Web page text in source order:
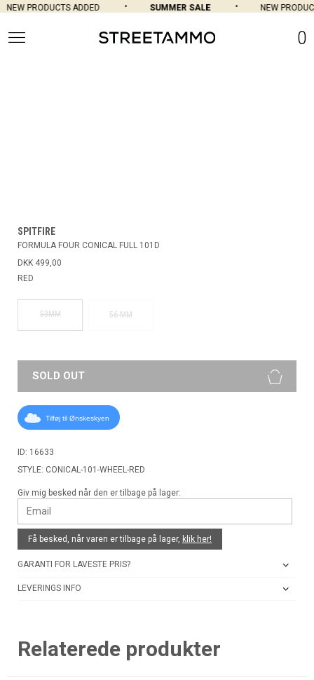
NEW PRODUCTS ADDED SUMMER SALE NEW
0
SPITFIRE
FORMULA FOUR CONICAL FULL 101D
DKK 499,00
RED
53MM 56 MM
SOLD OUT
Tilføj til Ønskeskyen
ID: 16633
STYLE: CONICAL-101-WHEEL-RED
Giv mig besked når den er tilbage på lager:
Få besked, når varen er tilbage på lager, klik her!
GARANTI FOR LAVESTE PRIS?
LEVERINGS INFO
Relaterede produkter